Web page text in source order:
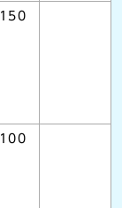
150
100